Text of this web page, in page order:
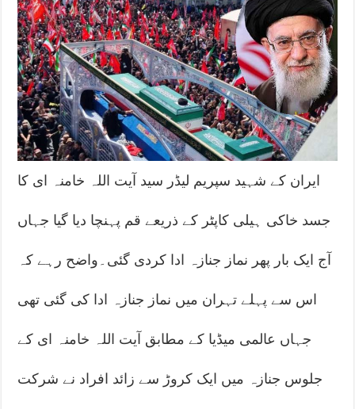
ایران کے شہید سپریم لیڈر سید آیت اللہ خامنہ ای کا
جسد خاکی ہیلی کاپٹر کے ذریعے قم پہنچا دیا گیا جہاں
آج ایک بار پھر نماز جنازہ ادا کردی گئی۔واضح رہے کہ
اس سے پہلے تہران میں نماز جنازہ ادا کی گئی تھی
جہاں عالمی میڈیا کے مطابق آیت اللہ خامنہ ای کے
جلوس جنازہ میں ایک کروڑ سے زائد افراد نے شرکت